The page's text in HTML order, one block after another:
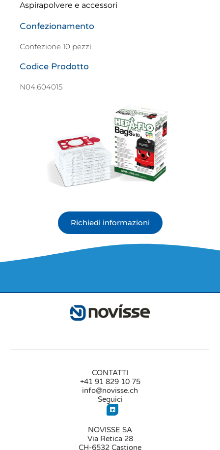
Aspirapolvere e accessori
Confezionamento
Confezione 10 pezzi.
Codice Prodotto
N04.604015
Richiedi informazioni
CONTATTI
+41 91 829 10 75
info@novisse.ch
Seguici
NOVISSE SA
Via Retica 28
CH-6532 Castione